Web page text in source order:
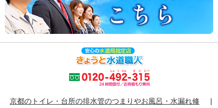
京都のトイレ・台所の排水管のつまりやお風呂・水漏れ修